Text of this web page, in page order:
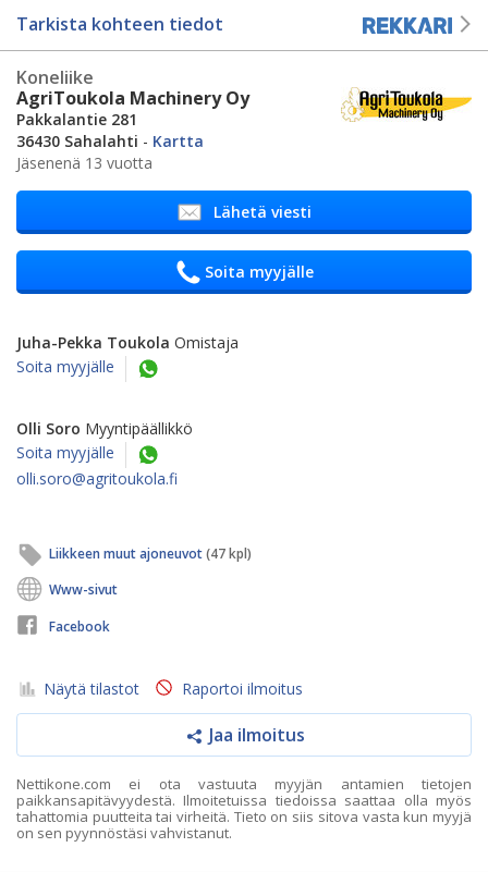
Tarkista kohteen tiedot
Koneliike
AgriToukola Machinery Oy
Pakkalantie 281
36430 Sahalahti - Kartta
Jäsenenä 13 vuotta
Lähetä viesti
Soita myyjälle
Juha-Pekka Toukola Omistaja
Soita myyjälle
Olli Soro Myyntipäällikkö
Soita myyjälle
olli.soro@agritoukola.fi
Liikkeen muut ajoneuvot(47 kpl)
Www-sivut
Facebook
Näytä tilastot Raportoi ilmoitus
Jaa ilmoitus
Nettikone.com ei ota vastuuta myyjän antamien tietojen
paikkansapitävyydestä. Ilmoitetuissa tiedoissa saattaa olla myös
tahattomia puutteita tai virheitä. Tieto on siis sitova vasta kun myyjä
on sen pyynnöstäsi vahvistanut.